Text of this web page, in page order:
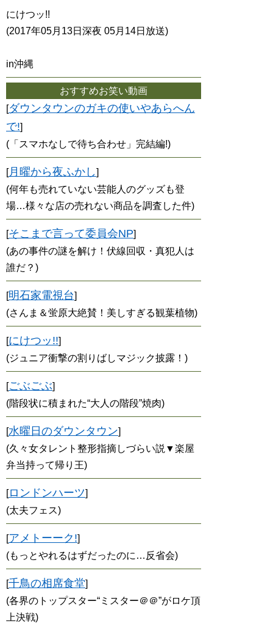
にけつッ!!
(2017年05月13日深夜 05月14日放送)
in沖縄
おすすめお笑い動画
[ダウンタウンのガキの使いやあらへん
で!]
(「スマホなしで待ち合わせ」完結編!)
[月曜から夜ふかし]
(何年も売れていない芸能人のグッズも登
場…様々な店の売れない商品を調査した件)
[そこまで言って委員会NP]
(あの事件の謎を解け！伏線回収・真犯人は
誰だ？)
[明石家電視台]
(さんま＆蛍原大絶賛！美しすぎる観葉植物)
[にけつッ!!]
(ジュニア衝撃の割りばしマジック披露！)
[ごぶごぶ]
(階段状に積まれた“大人の階段”焼肉)
[水曜日のダウンタウン]
(久々女タレント整形指摘しづらい説▼楽屋
弁当持って帰り王)
[ロンドンハーツ]
(太夫フェス)
[アメトーーク!]
(もっとやれるはずだったのに…反省会)
[千鳥の相席食堂]
(各界のトップスター“ミスター＠＠”がロケ頂
上決戦)